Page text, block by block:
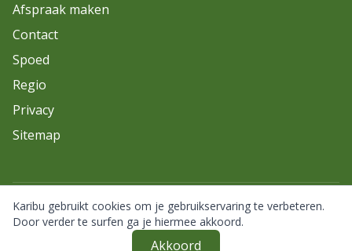
Afspraak maken
Contact
Spoed
Regio
Privacy
Sitemap
© 2026 Karibu. Alle rechten voorbehouden.
Karibu gebruikt cookies om je gebruikservaring te verbeteren.
Door verder te surfen ga je hiermee akkoord.
Akkoord